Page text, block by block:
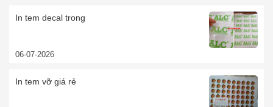
In tem decal trong
06-07-2026
In tem vỡ giá rẻ